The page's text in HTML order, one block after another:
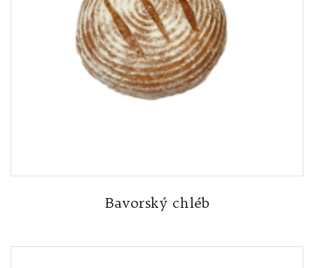
Bavorský chléb